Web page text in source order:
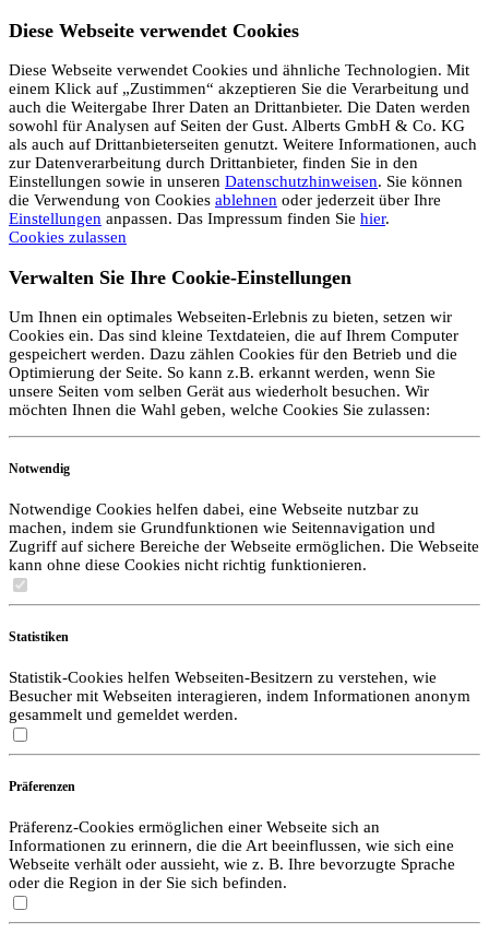
Diese Webseite verwendet Cookies
Diese Webseite verwendet Cookies und ähnliche Technologien. Mit
einem Klick auf „Zustimmen“ akzeptieren Sie die Verarbeitung und
auch die Weitergabe Ihrer Daten an Drittanbieter. Die Daten werden
sowohl für Analysen auf Seiten der Gust. Alberts GmbH & Co. KG
als auch auf Drittanbieterseiten genutzt. Weitere Informationen, auch
zur Datenverarbeitung durch Drittanbieter, finden Sie in den
Einstellungen sowie in unseren Datenschutzhinweisen. Sie können
die Verwendung von Cookies ablehnen oder jederzeit über Ihre
Einstellungen anpassen. Das Impressum finden Sie hier.
Cookies zulassen
Verwalten Sie Ihre Cookie-Einstellungen
Um Ihnen ein optimales Webseiten-Erlebnis zu bieten, setzen wir
Cookies ein. Das sind kleine Textdateien, die auf Ihrem Computer
gespeichert werden. Dazu zählen Cookies für den Betrieb und die
Optimierung der Seite. So kann z.B. erkannt werden, wenn Sie
unsere Seiten vom selben Gerät aus wiederholt besuchen. Wir
möchten Ihnen die Wahl geben, welche Cookies Sie zulassen:
Notwendig
Notwendige Cookies helfen dabei, eine Webseite nutzbar zu
machen, indem sie Grundfunktionen wie Seitennavigation und
Zugriff auf sichere Bereiche der Webseite ermöglichen. Die Webseite
kann ohne diese Cookies nicht richtig funktionieren.
Statistiken
Statistik-Cookies helfen Webseiten-Besitzern zu verstehen, wie
Besucher mit Webseiten interagieren, indem Informationen anonym
gesammelt und gemeldet werden.
Präferenzen
Präferenz-Cookies ermöglichen einer Webseite sich an
Informationen zu erinnern, die die Art beeinflussen, wie sich eine
Webseite verhält oder aussieht, wie z. B. Ihre bevorzugte Sprache
oder die Region in der Sie sich befinden.